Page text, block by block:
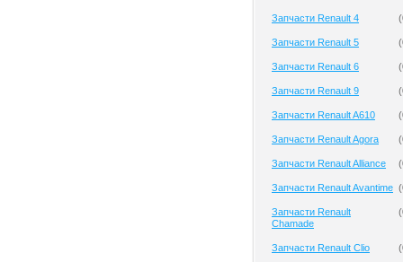
Запчасти Renault 4 (
Запчасти Renault 5 (
Запчасти Renault 6 (
Запчасти Renault 9 (
Запчасти Renault A610 (
Запчасти Renault Agora (
Запчасти Renault Alliance (
Запчасти Renault Avantime (
Запчасти Renault
Chamade
(
Запчасти Renault Clio (